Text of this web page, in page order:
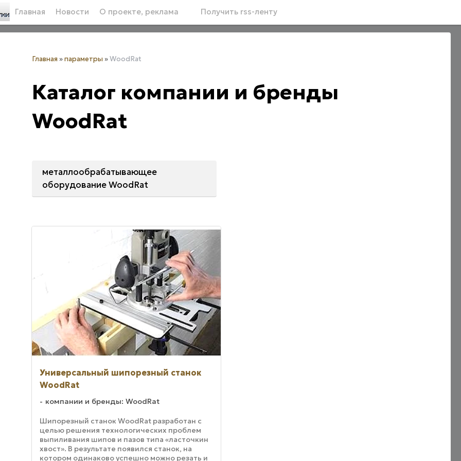
Главная Новости О проекте, реклама Получить rss-ленту
Главная »параметры »WoodRat
Каталог компании и бренды
WoodRat
металлообрабатывающее
оборудование WoodRat
Универсальный шипорезный станок
WoodRat
компании и бренды: WoodRat
Шипорезный станок WoodRat разработан с
целью решения технологических проблем
выпиливания шипов и пазов типа «ласточкин
хвост». В результате появился станок, на
котором одинаково успешно можно резать и